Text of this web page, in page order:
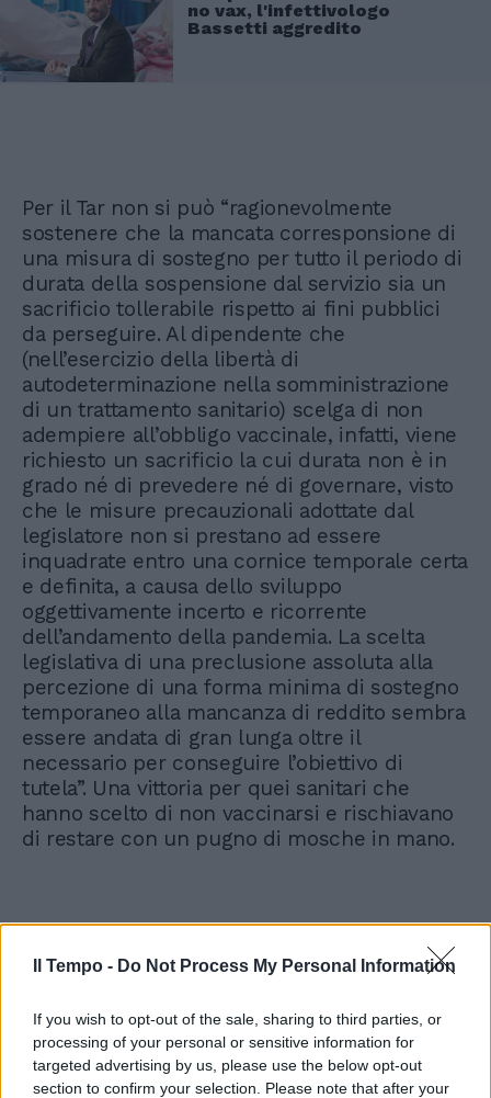
Il Tempo - Do Not Process My Personal Information
If you wish to opt-out of the sale, sharing to third parties, or
processing of your personal or sensitive information for
targeted advertising by us, please use the below opt-out
section to confirm your selection. Please note that after your
no vax, l'infettivologo
Bassetti aggredito
Per il Tar non si può “ragionevolmente
sostenere che la mancata corresponsione di
una misura di sostegno per tutto il periodo di
durata della sospensione dal servizio sia un
sacrificio tollerabile rispetto ai fini pubblici
da perseguire. Al dipendente che
(nell’esercizio della libertà di
autodeterminazione nella somministrazione
di un trattamento sanitario) scelga di non
adempiere all’obbligo vaccinale, infatti, viene
richiesto un sacrificio la cui durata non è in
grado né di prevedere né di governare, visto
che le misure precauzionali adottate dal
legislatore non si prestano ad essere
inquadrate entro una cornice temporale certa
e definita, a causa dello sviluppo
oggettivamente incerto e ricorrente
dell’andamento della pandemia. La scelta
legislativa di una preclusione assoluta alla
percezione di una forma minima di sostegno
temporaneo alla mancanza di reddito sembra
essere andata di gran lunga oltre il
necessario per conseguire l’obiettivo di
tutela”. Una vittoria per quei sanitari che
hanno scelto di non vaccinarsi e rischiavano
di restare con un pugno di mosche in mano.
ma la sperimentazione è
diventata un optional